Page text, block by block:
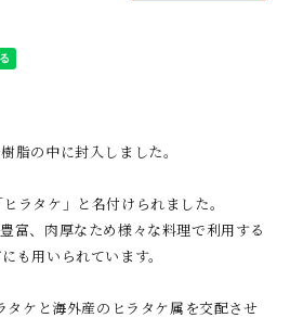
脂の中に封入しました。
ラタケ」と名付けられました。
富、肉厚なため様々な料理で利用する
も用いられています。
ケと海外産のヒラタケ属を交配させ